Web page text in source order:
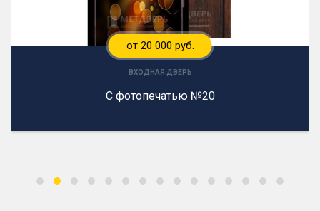
от 20 000 руб.
ВХОДНАЯ ДВЕРЬ
С фотопечатью №20